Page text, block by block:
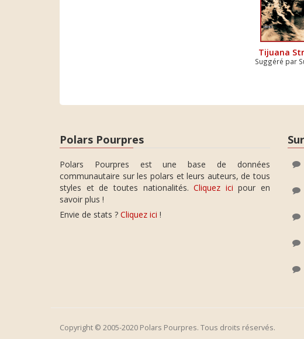
Tijuana
Suggéré par
Polars Pourpres
Polars Pourpres est une base de données
communautaire sur les polars et leurs auteurs, de tous
styles et de toutes nationalités.Cliquez ici pour en
savoir plus !
Envie de stats ? Cliquez ici !
Copyright © 2005-2020 Polars Pourpres. Tous droits réservés.